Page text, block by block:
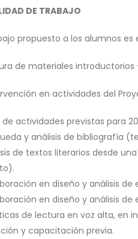
DE TRABAJO
propuesto a los alumnos es
de materiales
en actividades del
actividades previstas para
y análisis de bibliografía
de textos literarios desde
en diseño y análisis de
en diseño y análisis de
de lectura en voz alta, en
y capacitación previa.